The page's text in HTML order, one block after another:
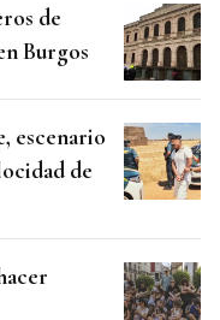
de
Burgos
escenario
de